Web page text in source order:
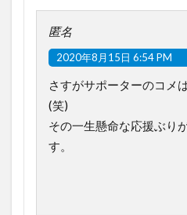
匿名
2020年8月15日 6:54 PM
さすがサポーターのコメ
(笑)
その一生懸命な応援ぶり
す。